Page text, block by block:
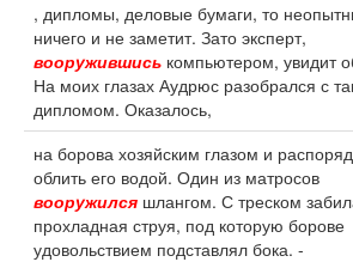
, дипломы, деловые бумаги, то
ничего и не заметит. Зато эксперт,
вооружившись компьютером, увидит
На моих глазах Аудрюс разобрался с
дипломом. Оказалось,
на борова хозяйским глазом и
облить его водой. Один из матросов
вооружился шлангом. С треском
прохладная струя, под которую борове
удовольствием подставлял бока. -